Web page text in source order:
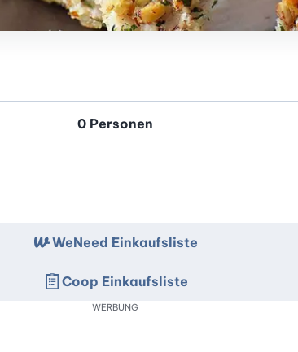
WeNeed Einkaufsliste
Coop Einkaufsliste
WERBUNG